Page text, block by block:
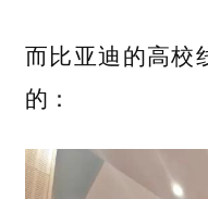
而比亚迪的高校
的：